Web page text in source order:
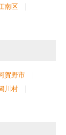
南区
賀野市
川村